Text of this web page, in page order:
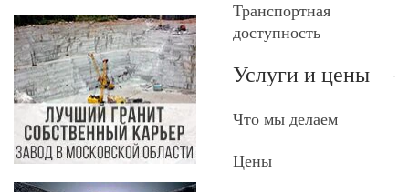
Транспортная
доступность
Услуги и цены
Что мы делаем
Цены